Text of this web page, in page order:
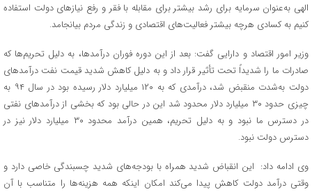
الهی به‌عنوان سرمایه برای رشد بیشتر برای مقابله با فقر و رفع نیازهای دولت استفاده
کنیم به کسادی هرچه بیشتر فعالیت‌های اقتصادی و زندگی مردم بیانجامد.
وزیر امور اقتصاد و دارایی گفت: بعد از این دوره فوران درآمدها، به دلیل تحریم‌ها که
صادرات ما را شدیداً تحت تأثیر قرار داد و به دلیل کاهش شدید قیمت نفت درآمدهای
دولت به‌شدت منقبض شد، درآمدی که به ۱۲۰ میلیارد دلار رسیده بود در سال ۹۴ به
چیزی حدود ۳۰ میلیارد دلار محدود شد این در حالی بود که بخشی از درآمدهای نفتی
در دسترس ما نبود و به دلیل تحریم، همین درآمد محدود ۳۰ میلیارد دلار نیز در
دسترس دولت نبود.
وی ادامه داد: این انقباض شدید همراه با بودجه‌های شدید چسبندگی خاصی دارد و
وقتی درآمد دولت کاهش پیدا می‌کند امکان اینکه همه هزینه‌ها را متناسب با آن